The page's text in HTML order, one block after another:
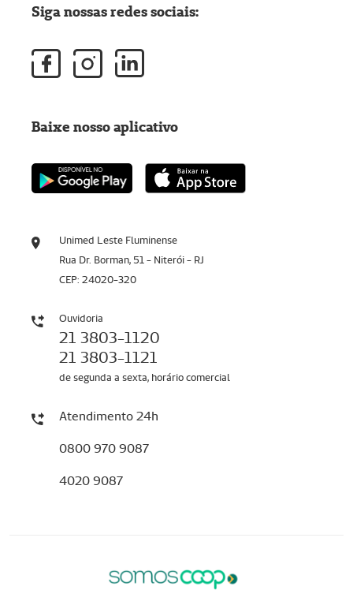
Unimed Leste Fluminense
Rua Dr. Borman, 51 - Niterói - RJ
CEP: 24020-320
Ouvidoria
21 3803-1120
21 3803-1121
de segunda a sexta, horário comercial
Atendimento 24h
0800 970 9087
4020 9087
Siga nossas redes sociais:
Baixe nosso aplicativo